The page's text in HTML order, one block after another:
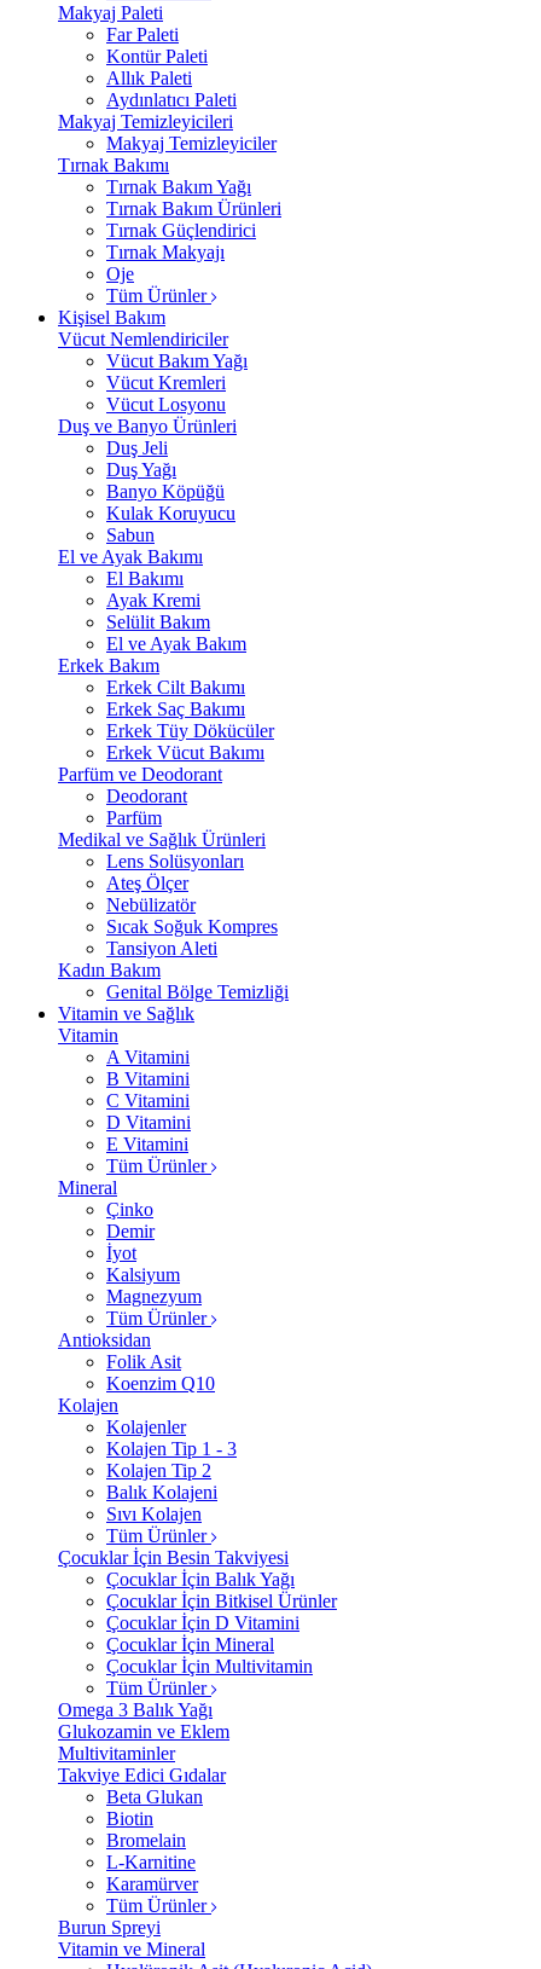
Makyaj Paleti
Far Paleti
Kontür Paleti
Allık Paleti
Aydınlatıcı Paleti
Makyaj Temizleyicileri
Makyaj Temizleyiciler
Tırnak Bakımı
Tırnak Bakım Yağı
Tırnak Bakım Ürünleri
Tırnak Güçlendirici
Tırnak Makyajı
Oje
Tüm Ürünler
Kişisel Bakım
Vücut Nemlendiriciler
Vücut Bakım Yağı
Vücut Kremleri
Vücut Losyonu
Duş ve Banyo Ürünleri
Duş Jeli
Duş Yağı
Banyo Köpüğü
Kulak Koruyucu
Sabun
El ve Ayak Bakımı
El Bakımı
Ayak Kremi
Selülit Bakım
El ve Ayak Bakım
Erkek Bakım
Erkek Cilt Bakımı
Erkek Saç Bakımı
Erkek Tüy Dökücüler
Erkek Vücut Bakımı
Parfüm ve Deodorant
Deodorant
Parfüm
Medikal ve Sağlık Ürünleri
Lens Solüsyonları
Ateş Ölçer
Nebülizatör
Sıcak Soğuk Kompres
Tansiyon Aleti
Kadın Bakım
Genital Bölge Temizliği
Vitamin ve Sağlık
Vitamin
A Vitamini
B Vitamini
C Vitamini
D Vitamini
E Vitamini
Tüm Ürünler
Mineral
Çinko
Demir
İyot
Kalsiyum
Magnezyum
Tüm Ürünler
Antioksidan
Folik Asit
Koenzim Q10
Kolajen
Kolajenler
Kolajen Tip 1 - 3
Kolajen Tip 2
Balık Kolajeni
Sıvı Kolajen
Tüm Ürünler
Çocuklar İçin Besin Takviyesi
Çocuklar İçin Balık Yağı
Çocuklar İçin Bitkisel Ürünler
Çocuklar İçin D Vitamini
Çocuklar İçin Mineral
Çocuklar İçin Multivitamin
Tüm Ürünler
Omega 3 Balık Yağı
Glukozamin ve Eklem
Multivitaminler
Takviye Edici Gıdalar
Beta Glukan
Biotin
Bromelain
L-Karnitine
Karamürver
Tüm Ürünler
Burun Spreyi
Vitamin ve Mineral